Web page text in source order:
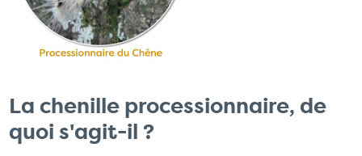
La chenille processionnaire, de
quoi s'agit-il ?